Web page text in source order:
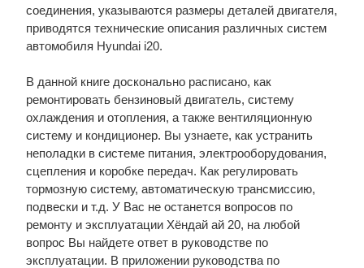
соединения, указываются размеры деталей двигателя,
приводятся технические описания различных систем
автомобиля Hyundai i20.
В данной книге досконально расписано, как
ремонтировать бензиновый двигатель, систему
охлаждения и отопления, а также вентиляционную
систему и кондиционер. Вы узнаете, как устранить
неполадки в системе питания, электрооборудования,
сцепления и коробке передач. Как регулировать
тормозную систему, автоматическую трансмиссию,
подвески и т.д. У Вас не останется вопросов по
ремонту и эксплуатации Хёндай ай 20, на любой
вопрос Вы найдете ответ в руководстве по
эксплуатации. В приложении руководства по